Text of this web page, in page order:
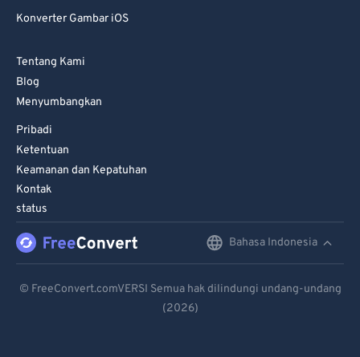
Konverter Gambar iOS
Tentang Kami
Blog
Menyumbangkan
Pribadi
Ketentuan
Keamanan dan Kepatuhan
Kontak
status
Bahasa Indonesia
Español
© FreeConvert.comVERSI Semua hak dilindungi undang-undang
(2026)